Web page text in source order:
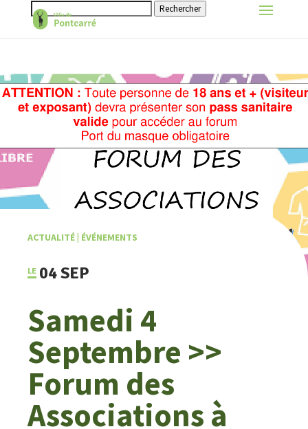
Rechercher
ACTUALITÉ| ÉVÉNEMENTS
04 SEP
Samedi 4
Septembre >>
Forum des
Associations à